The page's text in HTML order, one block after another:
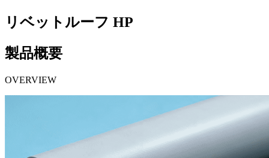
リベットルーフ HP
製品概要
OVERVIEW